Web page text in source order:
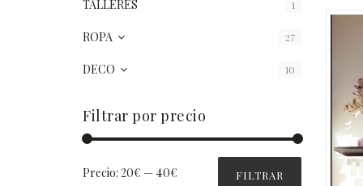
TALLERES 1
ROPA 27
DECO 10
Filtrar por precio
FILTRAR
Precio: 20€ — 40€